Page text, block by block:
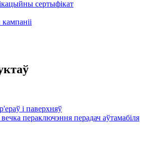
сертыфікат
і паверхняў
пераключэння перадач аўтамабіля